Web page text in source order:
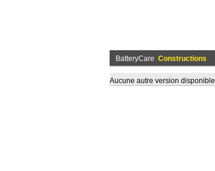
BatteryCare Constructions
Aucune autre version disponible